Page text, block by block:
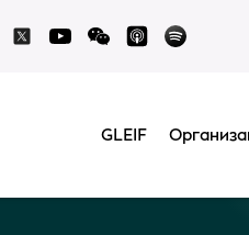
GLEIF